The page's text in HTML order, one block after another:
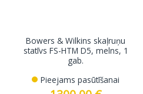
Bowers & Wilkins skaļruņu
statīvs FS-HTM D5, melns, 1
gab.
Pieejams pasūtīšanai